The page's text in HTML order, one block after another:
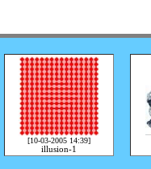
[10-03-2005 14:39]
illusion-1